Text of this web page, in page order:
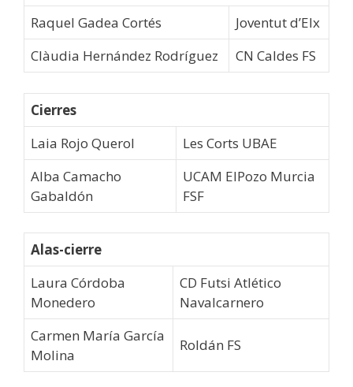
Raquel Gadea Cortés
Joventut d’Elx
Clàudia Hernández Rodríguez
CN Caldes FS
Cierres
Laia Rojo Querol
Les Corts UBAE
Alba Camacho
Gabaldón
UCAM ElPozo Murcia
FSF
Alas-cierre
Laura Córdoba
Monedero
CD Futsi Atlético
Navalcarnero
Carmen María García
Molina
Roldán FS